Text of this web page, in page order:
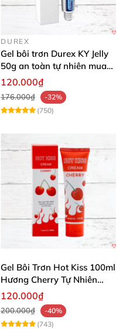
DUREX
Gel bôi trơn Durex KY Jelly
50g an toàn tự nhiên mua
ngay
120.000₫
176.000₫
-32%
(750)
Gel Bôi Trơn Hot Kiss 100ml
Hương Cherry Tự Nhiên
Mượt Mà
120.000₫
200.000₫
-40%
(743)